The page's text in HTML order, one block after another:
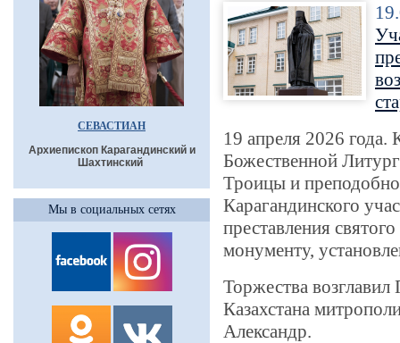
СЕВАСТИАН
Архиепископ Карагандинский и
Шахтинский
Мы в социальных сетях
19 апреля 2026 года.
Божественной
Троицы и
Карагандинского
преставления
монументу,
Торжества
Казахстана
Александр.